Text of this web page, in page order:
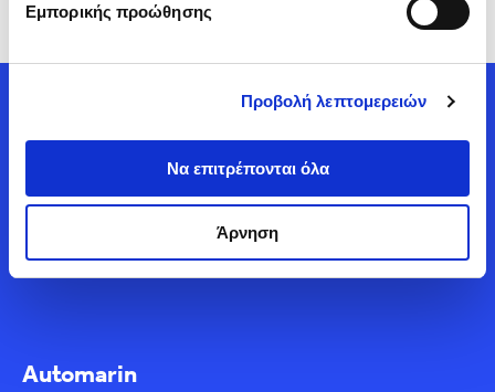
Εμπορικής προώθησης
Προβολή λεπτομερειών
Να επιτρέπονται όλα
Άρνηση
έψαχνες;
Automarin